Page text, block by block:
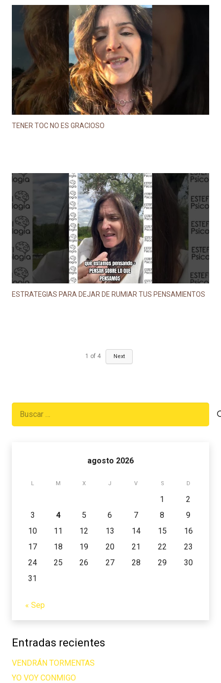
TENER TOC NO ES GRACIOSO
ESTRATEGIAS PARA DEJAR DE RUMIAR TUS PENSAMIENTOS
1 of 4 Next
Buscar:
agosto 2026
L M X J V S D
1
2
3
4 5 6 7 8
9
10
11 12 13 14 15
16
17
18 19 20 21 22
23
24
25 26 27 28 29
30
31
« Sep
Entradas recientes
VENDRÁN TORMENTAS
YO VOY CONMIGO